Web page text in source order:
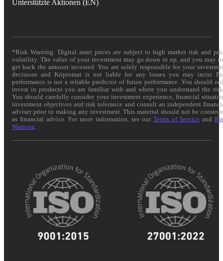
Unterstützte Aktionen (EN)
*Risk Warning: Digital asset prices are subject to high market risk and
volatility. The value of your investment may go down or up, and you may
get back the amount invested. You are solely responsible for your
decisions and Kriptomat is not liable for any losses you may incur.
performance is not a reliable predictor of future performance. You should
invest in products you are familiar with and where you understand the
You should carefully consider your investment experience, financial
investment objectives and risk tolerance and consult an independent
adviser prior to making any investment. This material should not be
as financial advice. For more information, see ourTerms of Service and
Warning